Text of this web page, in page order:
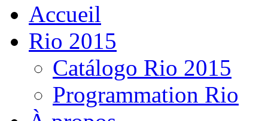
Accueil
Rio 2015
Catálogo Rio 2015
Programmation Rio